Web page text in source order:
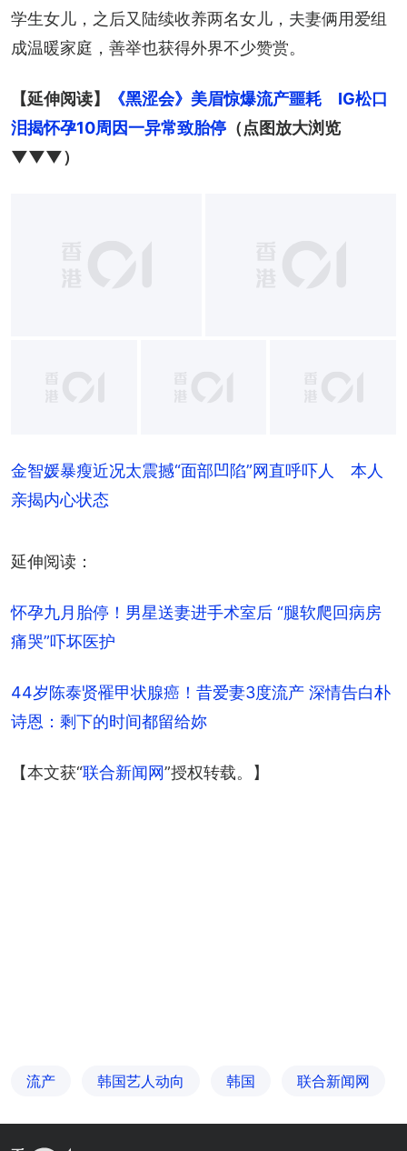
学生女儿，之后又陆续收养两名女儿，夫妻俩用爱组
成温暖家庭，善举也获得外界不少赞赏。
【延伸阅读】
《黑涩会》美眉惊爆流产噩耗　IG松口
泪揭怀孕10周因一异常致胎停 （点图放大浏览
▼▼▼）
+16
金智媛暴瘦近况太震撼“面部凹陷”网直呼吓人 本人
亲揭内心状态
延伸阅读：
怀孕九月胎停！男星送妻进手术室后 “腿软爬回病房
痛哭”吓坏医护
44岁陈泰贤罹甲状腺癌！昔爱妻3度流产 深情告白朴
诗恩：剩下的时间都留给妳
【本文获“联合新闻网”授权转载。】
流产 韩国艺人动向 韩国 联合新闻网